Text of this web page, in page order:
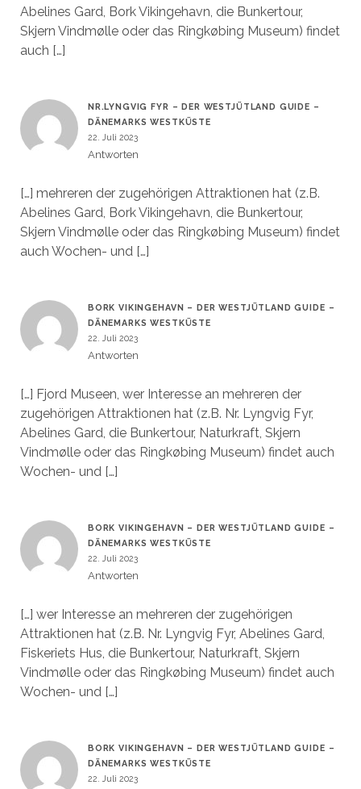
Abelines Gard, Bork Vikingehavn, die Bunkertour,
Skjern Vindmølle oder das Ringkøbing Museum) findet
auch […]
NR.LYNGVIG FYR – DER WESTJÜTLAND GUIDE –
DÄNEMARKS WESTKÜSTE
22. Juli 2023
Antworten
[…] mehreren der zugehörigen Attraktionen hat (z.B.
Abelines Gard, Bork Vikingehavn, die Bunkertour,
Skjern Vindmølle oder das Ringkøbing Museum) findet
auch Wochen- und […]
BORK VIKINGEHAVN – DER WESTJÜTLAND GUIDE –
DÄNEMARKS WESTKÜSTE
22. Juli 2023
Antworten
[…] Fjord Museen, wer Interesse an mehreren der
zugehörigen Attraktionen hat (z.B. Nr. Lyngvig Fyr,
Abelines Gard, die Bunkertour, Naturkraft, Skjern
Vindmølle oder das Ringkøbing Museum) findet auch
Wochen- und […]
BORK VIKINGEHAVN – DER WESTJÜTLAND GUIDE –
DÄNEMARKS WESTKÜSTE
22. Juli 2023
Antworten
[…] wer Interesse an mehreren der zugehörigen
Attraktionen hat (z.B. Nr. Lyngvig Fyr, Abelines Gard,
Fiskeriets Hus, die Bunkertour, Naturkraft, Skjern
Vindmølle oder das Ringkøbing Museum) findet auch
Wochen- und […]
BORK VIKINGEHAVN – DER WESTJÜTLAND GUIDE –
DÄNEMARKS WESTKÜSTE
22. Juli 2023